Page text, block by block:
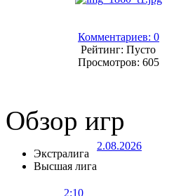
Комментариев: 0
Рейтинг: Пусто
Просмотров: 605
Обзор игр
Экстралига
Высшая лига
2.08.2026
2:10